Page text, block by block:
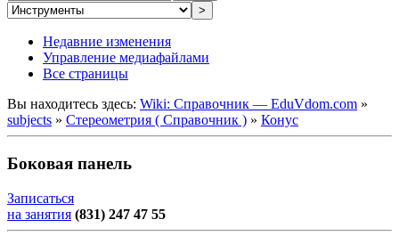
>
Недавние изменения
Управление медиафайлами
Все страницы
Вы находитесь здесь: Wiki: Справочник — EduVdom.com »
subjects » Стереометрия ( Справочник ) » Конус
Боковая панель
Записаться
на занятия (831) 247 47 55